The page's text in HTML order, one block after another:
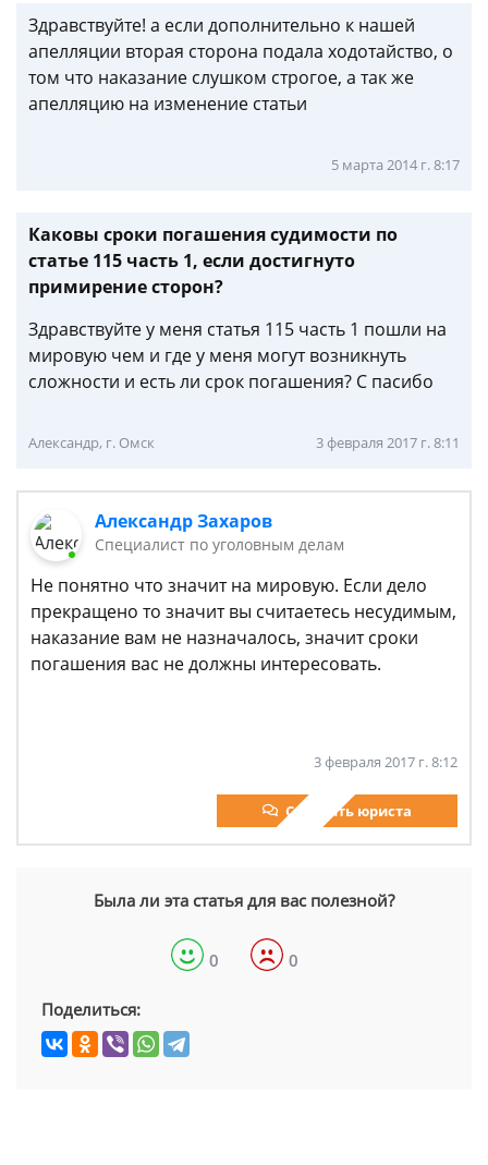
Здравствуйте! а если дополнительно к нашей
апелляции вторая сторона подала ходотайство, о
том что наказание слушком строгое, а так же
апелляцию на изменение статьи
5 марта 2014 г. 8:17
Каковы сроки погашения судимости по
статье 115 часть 1, если достигнуто
примирение сторон?
Здравствуйте у меня статья 115 часть 1 пошли на
мировую чем и где у меня могут возникнуть
сложности и есть ли срок погашения? С пасибо
Александр, г. Омск 3 февраля 2017 г. 8:11
Александр Захаров
Специалист по уголовным делам
Не понятно что значит на мировую. Если дело
прекращено то значит вы считаетесь несудимым,
наказание вам не назначалось, значит сроки
погашения вас не должны интересовать.
3 февраля 2017 г. 8:12
Спросить юриста
Была ли эта статья для вас полезной?
0 0
Поделиться: